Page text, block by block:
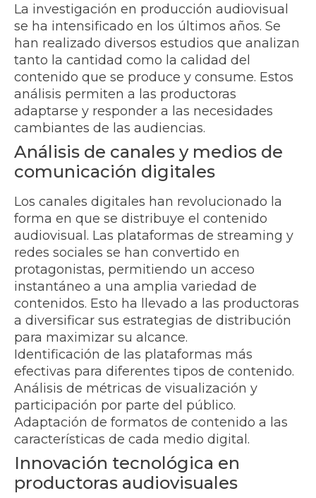
La investigación en producción audiovisual
se ha intensificado en los últimos años. Se
han realizado diversos estudios que analizan
tanto la cantidad como la calidad del
contenido que se produce y consume. Estos
análisis permiten a las productoras
adaptarse y responder a las necesidades
cambiantes de las audiencias.
Análisis de canales y medios de
comunicación digitales
Los canales digitales han revolucionado la
forma en que se distribuye el contenido
audiovisual. Las plataformas de streaming y
redes sociales se han convertido en
protagonistas, permitiendo un acceso
instantáneo a una amplia variedad de
contenidos. Esto ha llevado a las productoras
a diversificar sus estrategias de distribución
para maximizar su alcance.
Identificación de las plataformas más
efectivas para diferentes tipos de contenido.
Análisis de métricas de visualización y
participación por parte del público.
Adaptación de formatos de contenido a las
características de cada medio digital.
Innovación tecnológica en
productoras audiovisuales